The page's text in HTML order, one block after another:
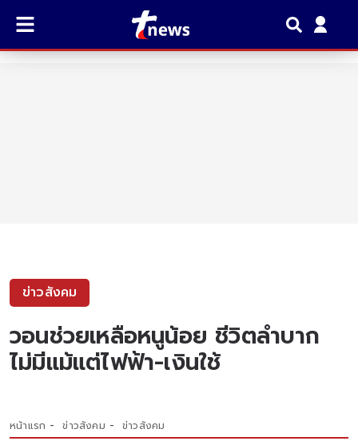
ข่าวสังคม
วอนช่วยเหลือหนูน้อย ชีวิตลำบาก
ไม่มีแม้แต่ไฟฟ้า-เงินใช้
หน้าแรก ข่าวสังคม ข่าวสังคม